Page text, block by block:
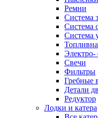
Ремни
Система
Система
Система
Электро-
Свечи
Фильтры
Гребные
Детали
Редуктор
Лодки и катера